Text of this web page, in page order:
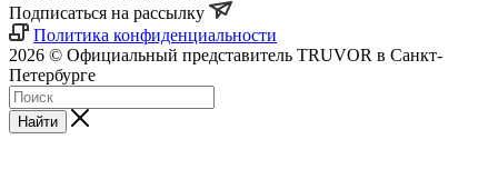
Подписаться на рассылку
Политика конфиденциальности
2026 © Официальный представитель TRUVOR в Санкт-
Петербурге
Найти